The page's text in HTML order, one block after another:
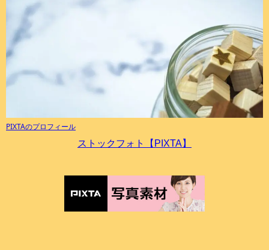
PIXTAのプロフィール
ストックフォト【PIXTA】